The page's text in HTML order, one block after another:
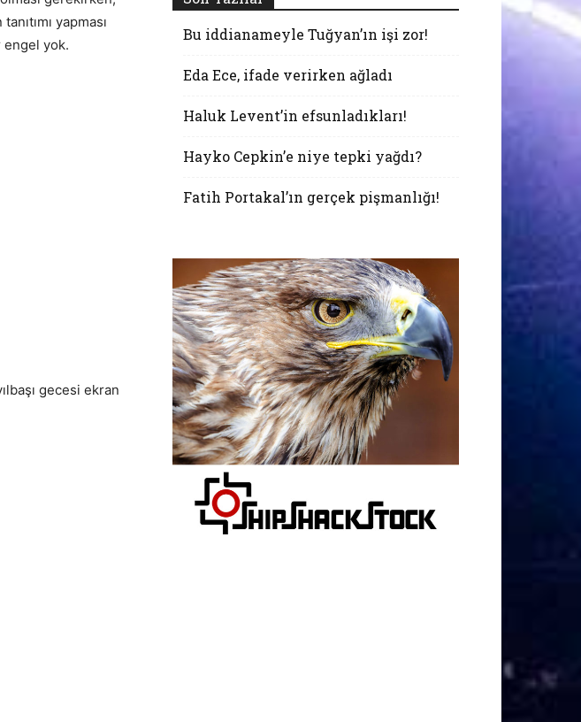
yapması
engel yok.
gecesi ekran
Bu iddianameyle Tuğyan’ın işi zor!
Eda Ece, ifade verirken ağladı
Haluk Levent’in efsunladıkları!
Hayko Cepkin’e niye tepki yağdı?
Fatih Portakal’ın gerçek pişmanlığı!